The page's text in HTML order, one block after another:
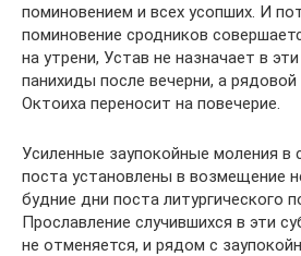
поминовением и всех усопших. И
поминовение сродников
на утрени, Устав не назначает в
панихиды после вечерни, а
Октоиха переносит на повечерие.
Усиленные заупокойные моления в
поста установлены в возмещение
будние дни поста литургического
Прославление случившихся в эти
не отменяется, и рядом с